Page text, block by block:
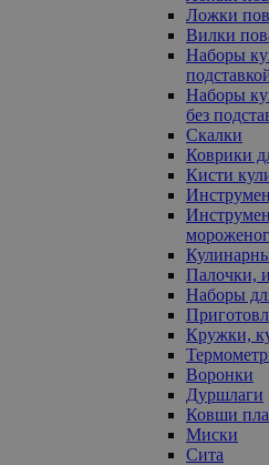
Ложки
Вилки
Наборы
Наборы
без
Скалки
Коврики
Кисти
Палочки,
Наборы
Кружки,
Воронки
Дуршлаги
Ковши
Миски
Сита